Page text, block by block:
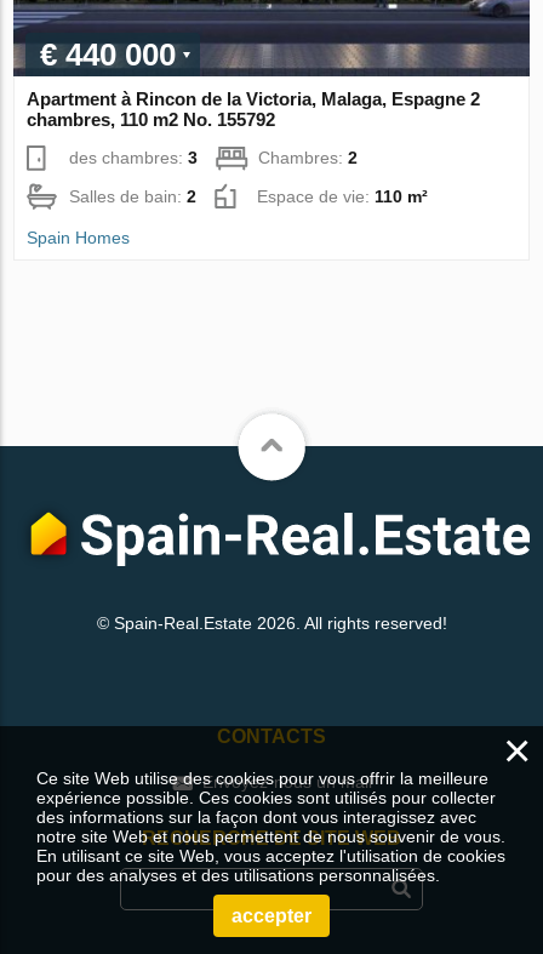
€ 440 000
Apartment à Rincon de la Victoria, Malaga, Espagne 2
chambres, 110 m2 No. 155792
des chambres:3 Chambres:2
Salles de bain:2 Espace de vie: 110 m²
Spain Homes
© Spain-Real.Estate 2026. All rights reserved!
CONTACTS
Envoyez-nous un mail
RECHERCHE DE SITE WEB
×
Ce site Web utilise des cookies pour vous offrir la meilleure
expérience possible. Ces cookies sont utilisés pour collecter
des informations sur la façon dont vous interagissez avec
notre site Web et nous permettent de nous souvenir de vous.
En utilisant ce site Web, vous acceptez l'utilisation de cookies
pour des analyses et des utilisations personnalisées.
accepter